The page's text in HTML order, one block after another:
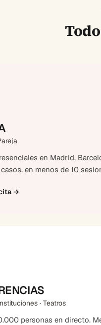
en Madrid,
en menos de 10
→
· Teatros
personas en directo.